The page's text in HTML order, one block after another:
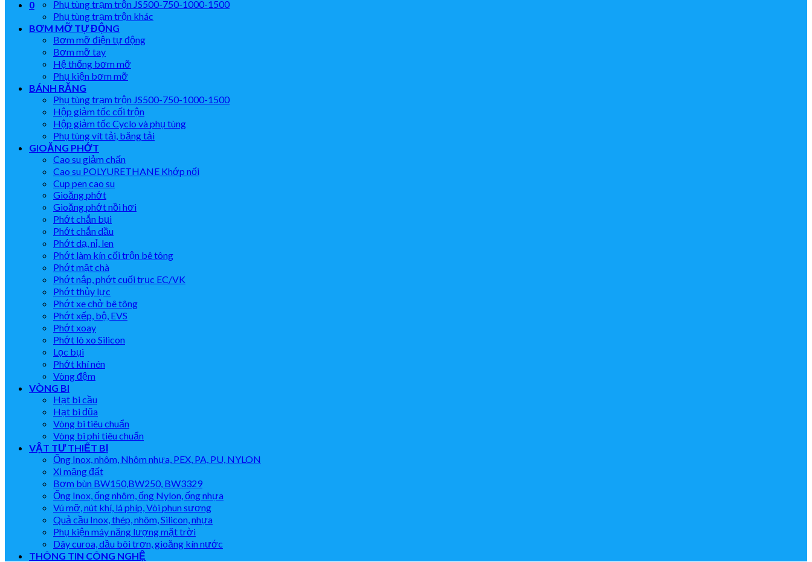
0
Phụ tùng trạm trộn JS500-750-1000-1500
Phụ tùng trạm trộn khác
BƠM MỠ TỰ ĐỘNG
Bơm mỡ điện tự động
Bơm mỡ tay
Hệ thống bơm mỡ
Phụ kiện bơm mỡ
BÁNH RĂNG
Phụ tùng trạm trộn JS500-750-1000-1500
Hộp giảm tốc cối trộn
Hộp giảm tốc Cyclo và phụ tùng
Phụ tùng vít tải, băng tải
GIOĂNG PHỚT
Cao su giảm chấn
Cao su POLYURETHANE Khớp nối
Cup pen cao su
Gioăng phớt
Gioăng phớt nồi hơi
Phớt chắn bụi
Phớt chắn dầu
Phớt dạ, nỉ, len
Phớt làm kín cối trộn bê tông
Phớt mặt chà
Phớt nắp, phớt cuối trục EC/VK
Phớt thủy lực
Phớt xe chở bê tông
Phớt xếp, bộ, EVS
Phớt xoay
Phớt lò xo Silicon
Lọc bụi
Phớt khí nén
Vòng đệm
VÒNG BI
Hạt bi cầu
Hạt bi đũa
Vòng bi tiêu chuẩn
Vòng bi phi tiêu chuẩn
VẬT TƯ THIẾT BỊ
Ống Inox, nhôm, Nhôm nhựa, PEX, PA, PU, NYLON
Xi măng đất
Bơm bùn BW150,BW250, BW3329
Ống Inox, ống nhôm, ống Nylon, ống nhựa
Vú mỡ, nút khí, lá phíp, Vòi phun sương
Quả cầu Inox, thép, nhôm, Silicon, nhựa
Phụ kiện máy năng lượng mặt trời
Dây curoa, dầu bôi trơn, gioăng kín nước
THÔNG TIN CÔNG NGHỆ